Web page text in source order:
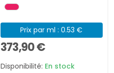
Prix par ml : 0.53 €
373,90 €
Disponibilité: En stock